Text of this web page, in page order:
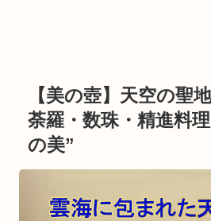
【美の壺】天空の聖
荼羅・数珠・精進料
の美”